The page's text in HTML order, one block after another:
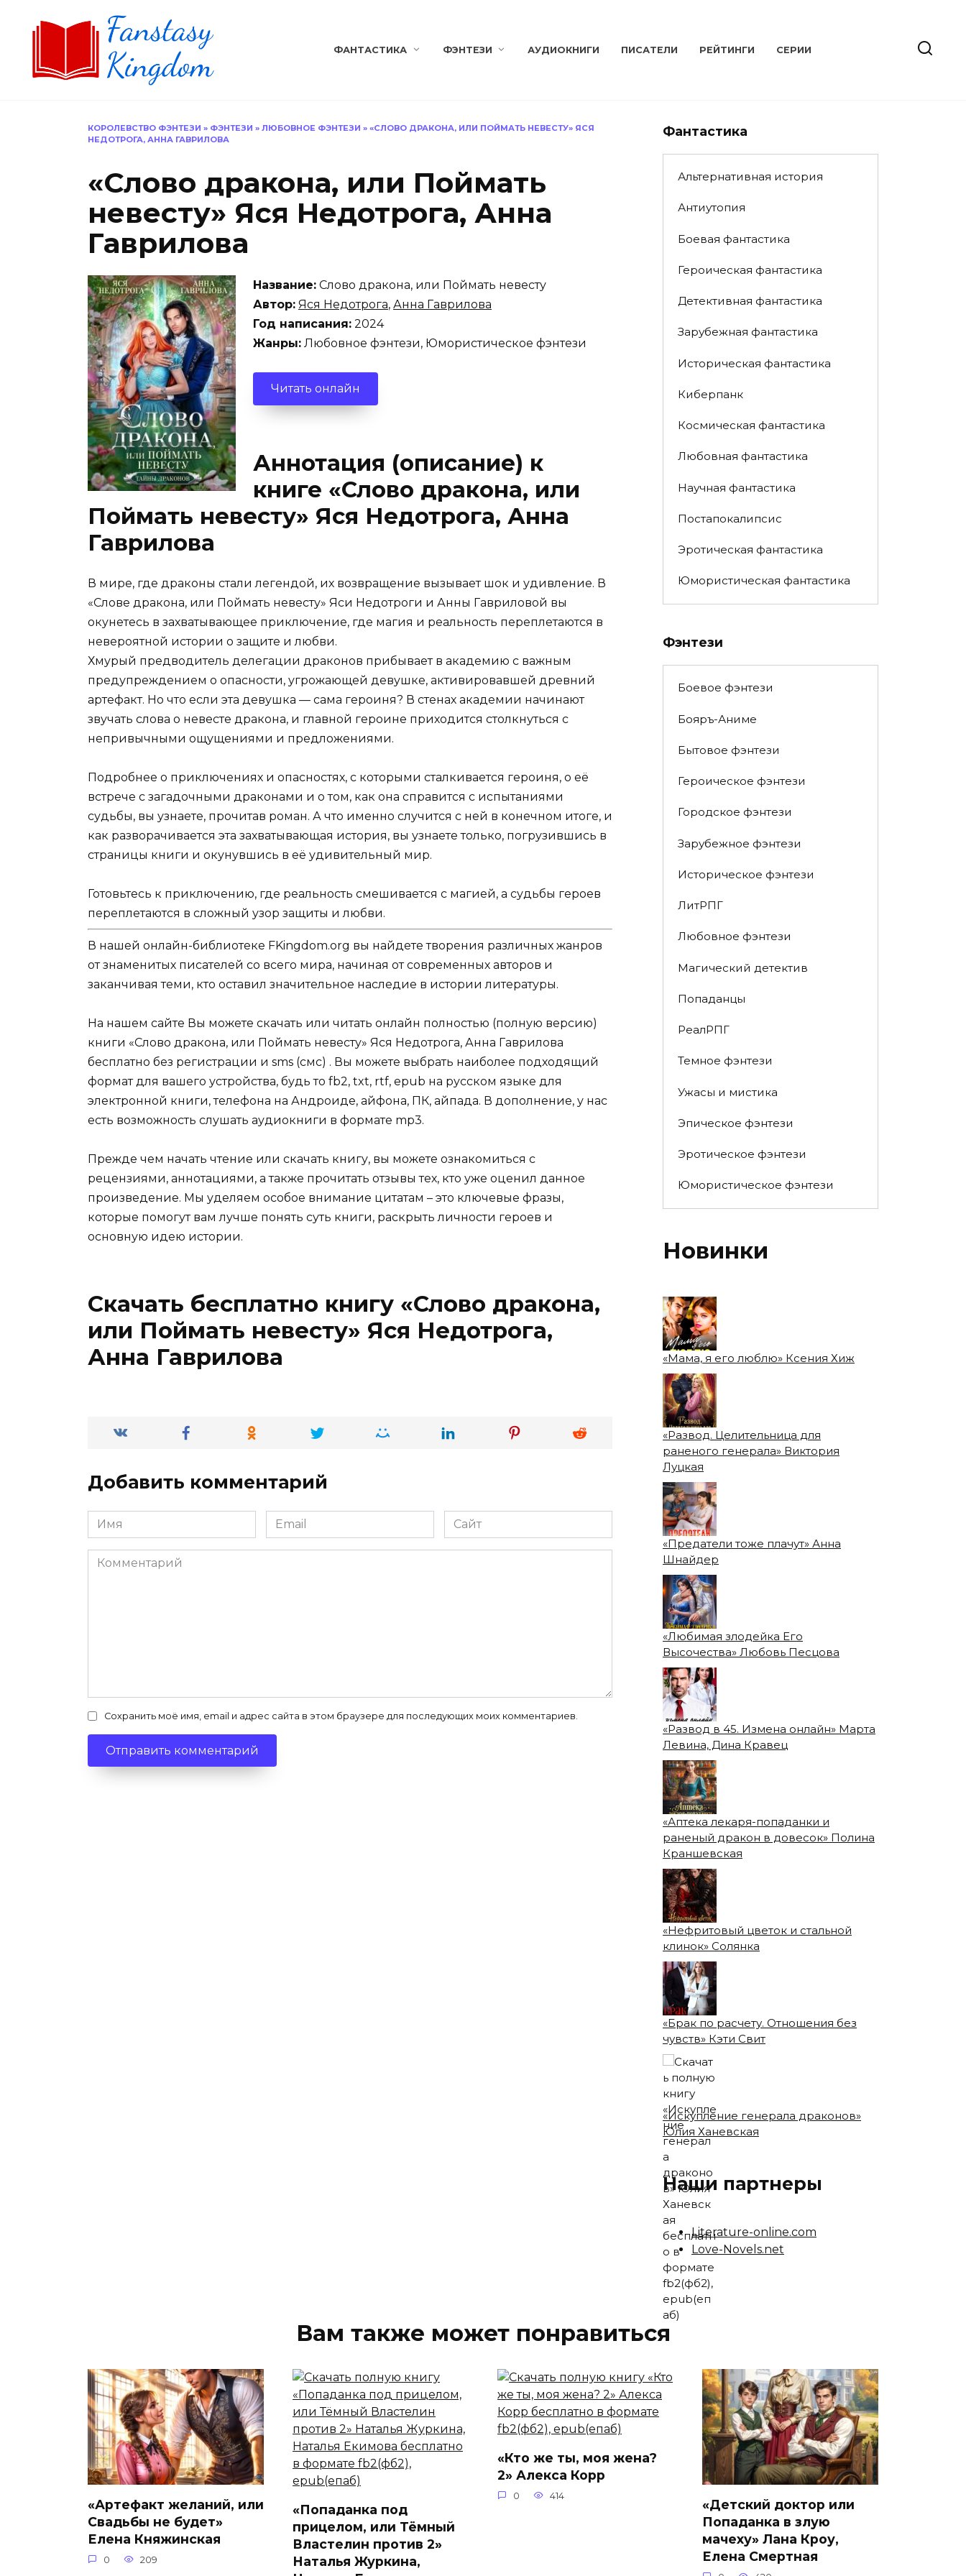
ФАНТАСТИКА ФЭНТЕЗИ АУДИОКНИГИ ПИСАТЕЛИ РЕЙТИНГИ СЕРИИ
КОРОЛЕВСТВО ФЭНТЕЗИ » ФЭНТЕЗИ » ЛЮБОВНОЕ ФЭНТЕЗИ » «СЛОВО ДРАКОНА, ИЛИ ПОЙМАТЬ НЕВЕСТУ» ЯСЯ
НЕДОТРОГА, АННА ГАВРИЛОВА
«Слово дракона, или Поймать
невесту» Яся Недотрога, Анна
Гаврилова
Название: Слово дракона, или Поймать невесту
Автор: Яся Недотрога, Анна Гаврилова
Год написания: 2024
Жанры: Любовное фэнтези, Юмористическое фэнтези
Читать онлайн
Аннотация (описание) к
книге «Слово дракона, или
Поймать невесту» Яся Недотрога, Анна
Гаврилова
В мире, где драконы стали легендой, их возвращение вызывает шок и удивление. В
«Слове дракона, или Поймать невесту» Яси Недотроги и Анны Гавриловой вы
окунетесь в захватывающее приключение, где магия и реальность переплетаются в
невероятной истории о защите и любви.
Хмурый предводитель делегации драконов прибывает в академию с важным
предупреждением о опасности, угрожающей девушке, активировавшей древний
артефакт. Но что если эта девушка — сама героиня? В стенах академии начинают
звучать слова о невесте дракона, и главной героине приходится столкнуться с
непривычными ощущениями и предложениями.
Подробнее о приключениях и опасностях, с которыми сталкивается героиня, о её
встрече с загадочными драконами и о том, как она справится с испытаниями
судьбы, вы узнаете, прочитав роман. А что именно случится с ней в конечном итоге, и
как разворачивается эта захватывающая история, вы узнаете только, погрузившись в
страницы книги и окунувшись в её удивительный мир.
Готовьтесь к приключению, где реальность смешивается с магией, а судьбы героев
переплетаются в сложный узор защиты и любви.
В нашей онлайн-библиотеке FKingdom.org вы найдете творения различных жанров
от знаменитых писателей со всего мира, начиная от современных авторов и
заканчивая теми, кто оставил значительное наследие в истории литературы.
На нашем сайте Вы можете скачать или читать онлайн полностью (полную версию)
книги «Слово дракона, или Поймать невесту» Яся Недотрога, Анна Гаврилова
бесплатно без регистрации и sms (смс) . Вы можете выбрать наиболее подходящий
формат для вашего устройства, будь то fb2, txt, rtf, epub на русском языке для
электронной книги, телефона на Андроиде, айфона, ПК, айпада. В дополнение, у нас
есть возможность слушать аудиокниги в формате mp3.
Прежде чем начать чтение или скачать книгу, вы можете ознакомиться с
рецензиями, аннотациями, а также прочитать отзывы тех, кто уже оценил данное
произведение. Мы уделяем особое внимание цитатам – это ключевые фразы,
которые помогут вам лучше понять суть книги, раскрыть личности героев и
основную идею истории.
Скачать бесплатно книгу «Слово дракона,
или Поймать невесту» Яся Недотрога,
Анна Гаврилова
Добавить комментарий
Имя
*
Email
*
Сайт
Комментарий
Сохранить моё имя, email и адрес сайта в этом браузере для последующих моих комментариев.
Фантастика
Альтернативная история
Антиутопия
Боевая фантастика
Героическая фантастика
Детективная фантастика
Зарубежная фантастика
Историческая фантастика
Киберпанк
Космическая фантастика
Любовная фантастика
Научная фантастика
Постапокалипсис
Эротическая фантастика
Юмористическая фантастика
Фэнтези
Боевое фэнтези
Бояръ-Аниме
Бытовое фэнтези
Героическое фэнтези
Городское фэнтези
Зарубежное фэнтези
Историческое фэнтези
ЛитРПГ
Любовное фэнтези
Магический детектив
Попаданцы
РеалРПГ
Темное фэнтези
Ужасы и мистика
Эпическое фэнтези
Эротическое фэнтези
Юмористическое фэнтези
Новинки
«Мама, я его люблю» Ксения Хиж
«Развод. Целительница для
раненого генерала» Виктория
Луцкая
«Предатели тоже плачут» Анна
Шнайдер
«Любимая злодейка Его
Высочества» Любовь Песцова
«Развод в 45. Измена онлайн» Марта
Левина, Дина Кравец
«Аптека лекаря-попаданки и
раненый дракон в довесок» Полина
Краншевская
«Нефритовый цветок и стальной
клинок» Солянка
«Брак по расчету. Отношения без
чувств» Кэти Свит
«Искупление генерала драконов»
Юлия Ханевская
Наши партнеры
Literature-online.com
Love-Novels.net
Вам также может понравиться
«Артефакт желаний, или
Свадьбы не будет»
Елена Княжинская
0 209
«Попаданка под
прицелом, или Тёмный
Властелин против 2»
Наталья Журкина,
«Кто же ты, моя жена?
2» Алекса Корр
0 414
«Детский доктор или
Попаданка в злую
мачеху» Лана Кроу,
Елена Смертная